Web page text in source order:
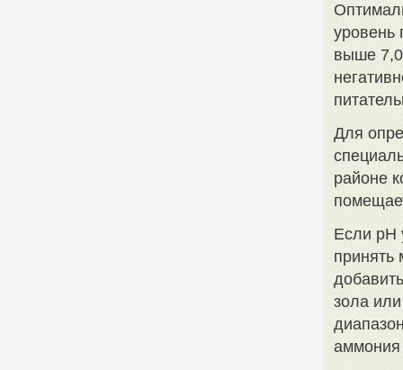
уровень
выше
Для
районе
Если pH
принять
зола